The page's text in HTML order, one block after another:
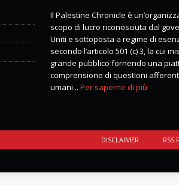
Il Palestine Chronicle è
scopo di lucro riconosciuta dal
Uniti e sottoposta a regime di
secondo l’articolo 501 (c) 3, la cui
grande pubblico fornendo una
comprensione di questioni
umani .. Per saperne di più
DISCLAIMER RSS